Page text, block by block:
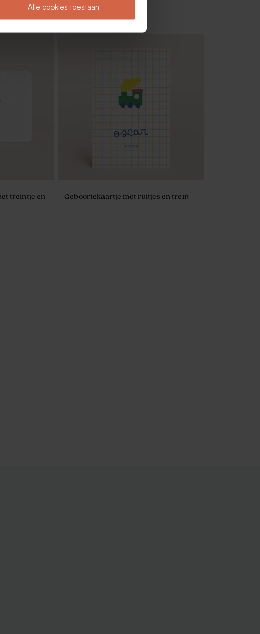
Alle cookies toestaan
De Bock suikerbonen ice blue 1kg (±
treintje en
Geboortekaartje met ruitjes en trein